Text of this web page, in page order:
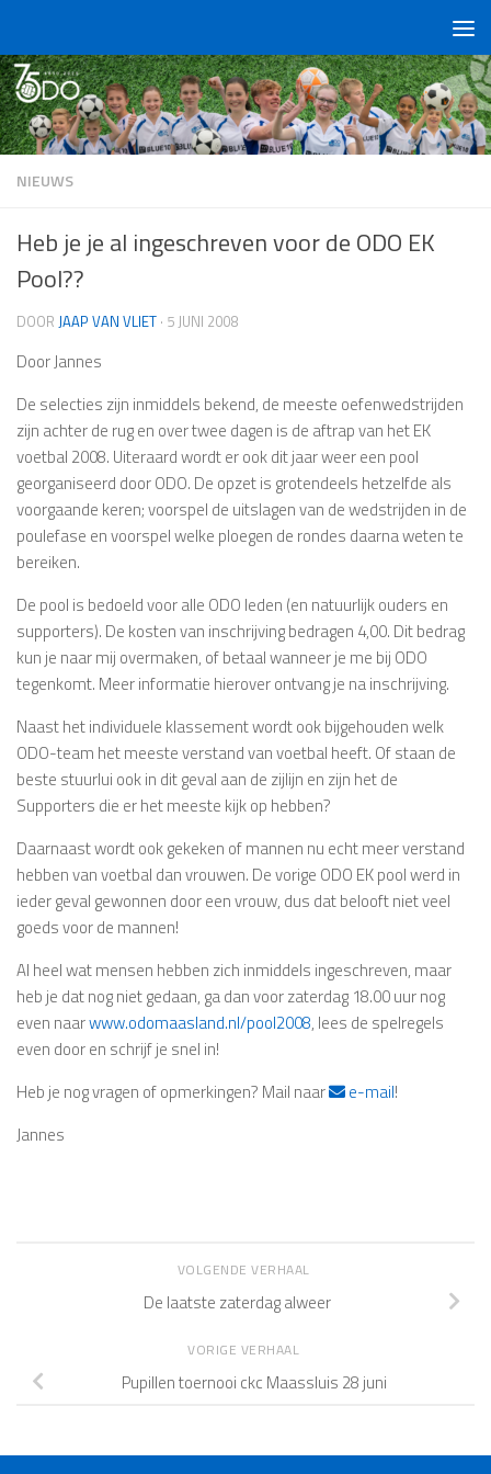
NIEUWS
Heb je je al ingeschreven voor de ODO EK
Pool??
DOOR JAAP VAN VLIET · 5 JUNI 2008
Door Jannes
De selecties zijn inmiddels bekend, de meeste oefenwedstrijden
zijn achter de rug en over twee dagen is de aftrap van het EK
voetbal 2008. Uiteraard wordt er ook dit jaar weer een pool
georganiseerd door ODO. De opzet is grotendeels hetzelfde als
voorgaande keren; voorspel de uitslagen van de wedstrijden in de
poulefase en voorspel welke ploegen de rondes daarna weten te
bereiken.
De pool is bedoeld voor alle ODO leden (en natuurlijk ouders en
supporters). De kosten van inschrijving bedragen 4,00. Dit bedrag
kun je naar mij overmaken, of betaal wanneer je me bij ODO
tegenkomt. Meer informatie hierover ontvang je na inschrijving.
Naast het individuele klassement wordt ook bijgehouden welk
ODO-team het meeste verstand van voetbal heeft. Of staan de
beste stuurlui ook in dit geval aan de zijlijn en zijn het de
Supporters die er het meeste kijk op hebben?
Daarnaast wordt ook gekeken of mannen nu echt meer verstand
hebben van voetbal dan vrouwen. De vorige ODO EK pool werd in
ieder geval gewonnen door een vrouw, dus dat belooft niet veel
goeds voor de mannen!
Al heel wat mensen hebben zich inmiddels ingeschreven, maar
heb je dat nog niet gedaan, ga dan voor zaterdag 18.00 uur nog
even naarwww.odomaasland.nl/pool2008, lees de spelregels
even door en schrijf je snel in!
Heb je nog vragen of opmerkingen? Mail naar
e-mail!
Jannes
VOLGENDE VERHAAL
De laatste zaterdag alweer
VORIGE VERHAAL
Pupillen toernooi ckc Maassluis 28 juni